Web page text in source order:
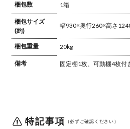
梱包数 1箱
梱包サイズ
(約)
幅930×奥行260×高さ
梱包重量 20kg
備考 固定棚1枚、可動棚4枚付
特記事項 （必ずご確認ください）